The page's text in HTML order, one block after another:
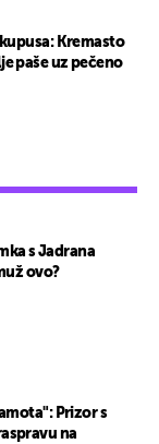
s Jadrana
ovo?
Prizor s
na
Kremasto
paše uz pečeno